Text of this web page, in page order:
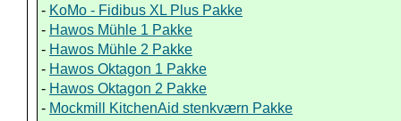
- KoMo - Fidibus XL Plus Pakke
- Hawos Mühle 1 Pakke
- Hawos Mühle 2 Pakke
- Hawos Oktagon 1 Pakke
- Hawos Oktagon 2 Pakke
- Mockmill KitchenAid stenkværn Pakke